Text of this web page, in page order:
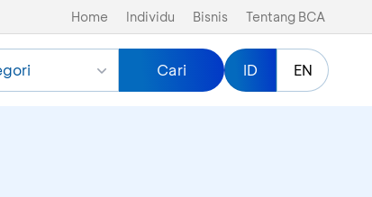
Home Individu Bisnis Tentang BCA
Cari ID EN